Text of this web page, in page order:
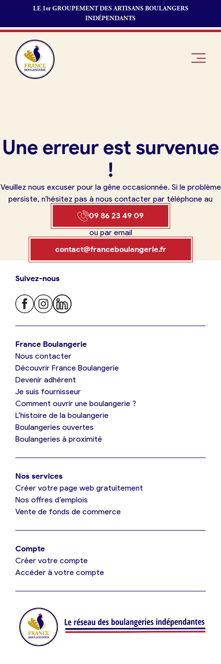
LE 1er GROUPEMENT DES ARTISANS BOULANGERS
INDÉPENDANTS
Je trouve ma boulangerie
Je suis boulanger
Je découvre France Boulangerie
Mes tarifs
Je référence ma boulangerie (gratuit)
Offres d’emploi
Je suis fournisseur
Je crée mon compte
boulanger
Boulangerie
Pourquoi
Je référence
ma
d’emploi
commerce
fournisseur
Une erreur est survenue
!
Veuillez nous excuser pour la gêne occasionnée. Si le problème
persiste, n'hésitez pas à nous contacter par téléphone au
09 86 23 49 09
09 86 23 49 09
Oui, appeler
Non, annuler
ou par email
contact@franceboulangerie.fr
Suivez-nous
France Boulangerie
Nous contacter
Découvrir France Boulangerie
Devenir adhérent
Je suis fournisseur
Comment ouvrir une boulangerie ?
L’histoire de la boulangerie
Boulangeries ouvertes
Boulangeries à proximité
Nos services
Créer votre page web gratuitement
Nos offres d’emplois
Vente de fonds de commerce
Compte
Créer votre compte
Accéder à votre compte